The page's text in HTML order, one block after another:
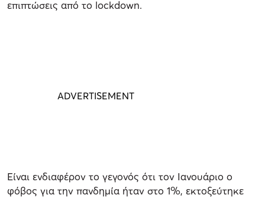
επιπτώσεις από το lockdown.
Είναι ενδιαφέρον το γεγονός ότι τον Ιανουάριο ο
φόβος για την πανδημία ήταν στο 1%, εκτοξεύτηκε